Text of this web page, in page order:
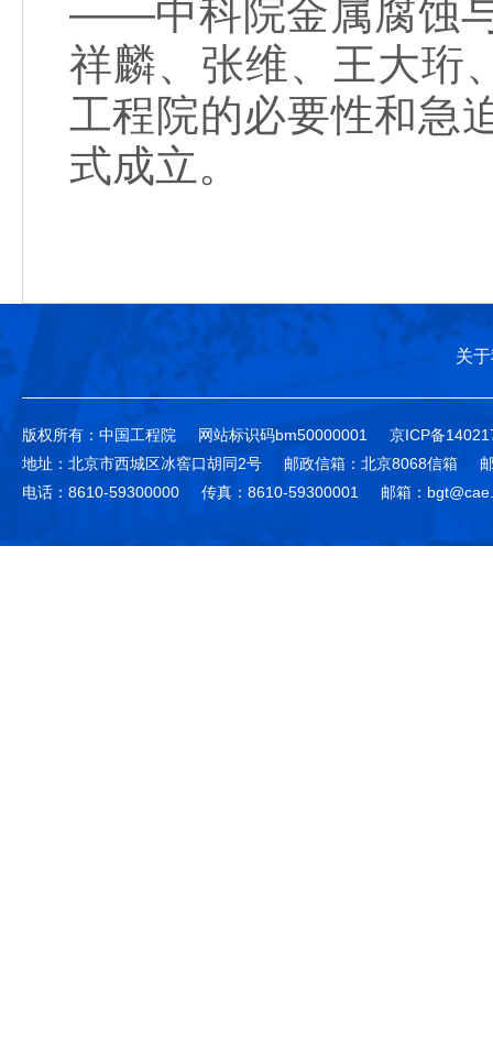
——中科院金属腐蚀
祥麟、张维、王大珩
工程院的必要性和急
式成立。
关
版权所有：中国工程院 网站标识码bm50000001
京ICP备
地址：北京市西城区冰窖口胡同2号
邮政信箱：北京8068信箱
电话：8610-59300000
传真：8610-59300001 邮箱：